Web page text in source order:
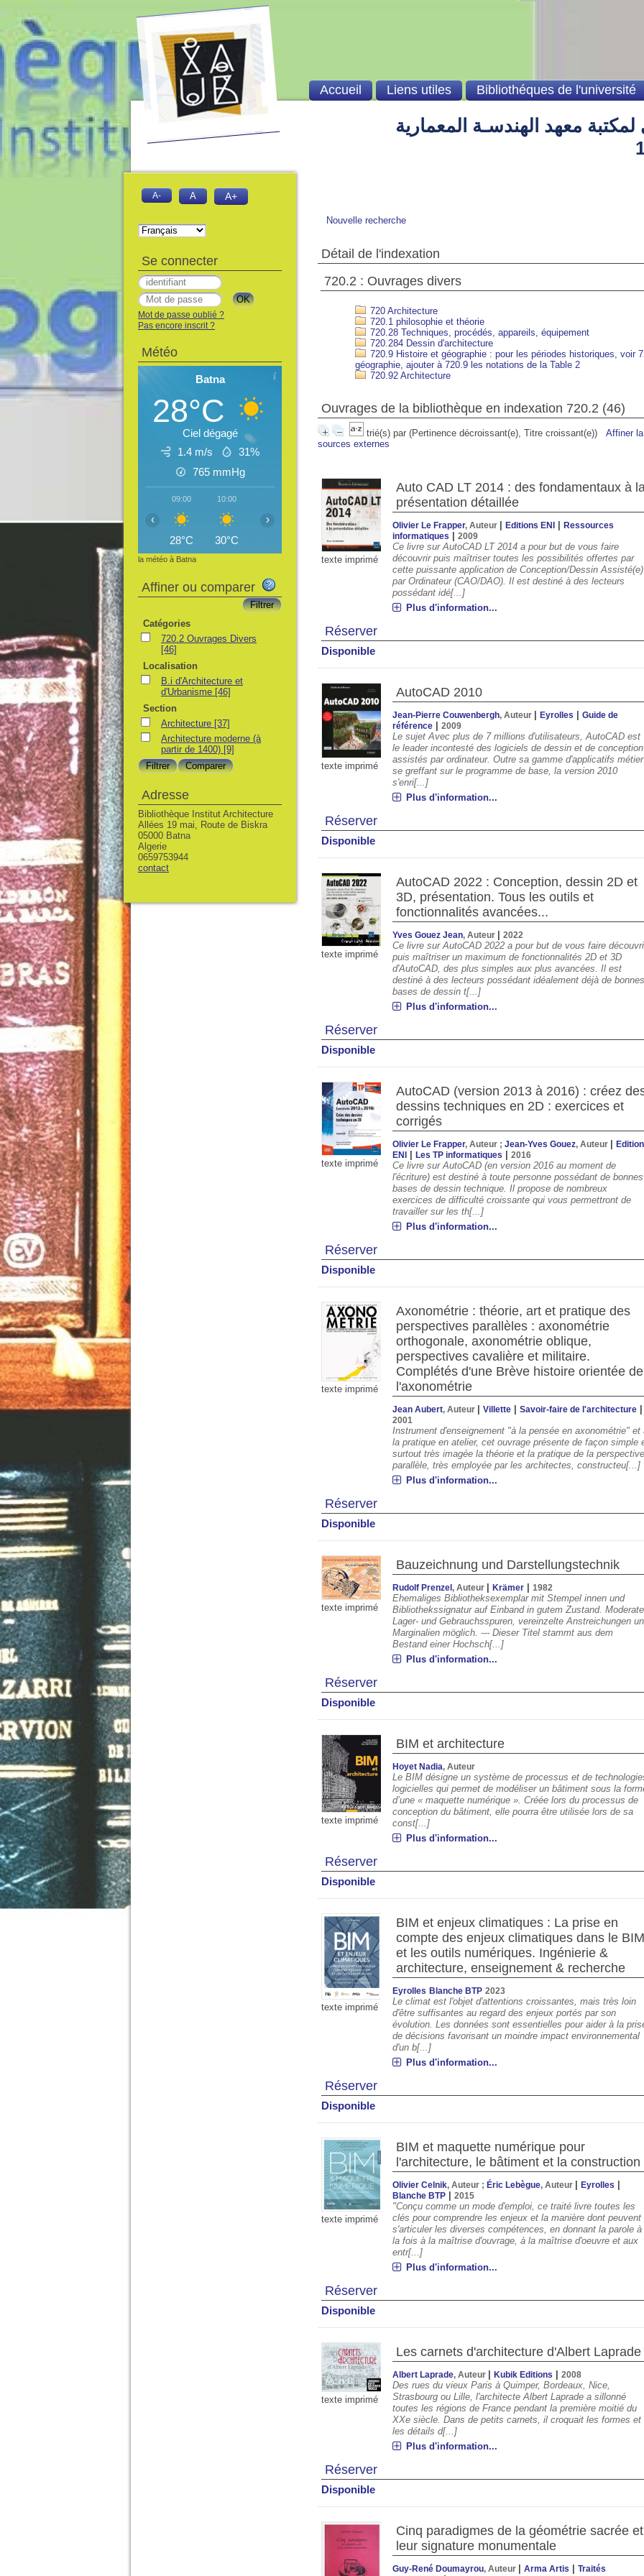
معهد الهندسـة المعمارية
Nouvelle recherche
Détail de l'indexation
720.2 : Ouvrages divers
720 Architecture
720.1 philosophie et théorie
720.28 Techniques, procédés, appareils, équipement
720.284 Dessin d'architecture
720.9 Histoire et géographie : pour les périodes historiques, voir
géographie, ajouter à 720.9 les notations de la Table 2
720.92 Architecture
Ouvrages de la bibliothèque en indexation 720.2 (46)
trié(s) par (Pertinence décroissant(e), Titre croissant(e))
Affiner
sources externes
texte imprimé
Auto CAD LT 2014 : des fondamentaux à
présentation détaillée
Olivier Le Frapper, Auteur |Editions ENI |Ressources
informatiques
|2009
Ce livre sur AutoCAD LT 2014 a pour but de vous faire
découvrir puis maîtriser toutes les possibilités offertes par
cette puissante application de Conception/Dessin Assisté(e)
par Ordinateur (CAO/DAO). Il est destiné à des lecteurs
possédant idé[...]
Plus d'information...
Réserver
Disponible
texte imprimé
AutoCAD 2010
Jean-Pierre Couwenbergh, Auteur |Eyrolles |Guide de
référence |2009
Le sujet Avec plus de 7 millions d'utilisateurs, AutoCAD est
le leader incontesté des logiciels de dessin et de conception
assistés par ordinateur. Outre sa gamme d'applicatifs métier
se greffant sur le programme de base, la version 2010
s'enri[...]
Plus d'information...
Réserver
Disponible
texte imprimé
AutoCAD 2022 : Conception, dessin 2D et
3D, présentation. Tous les outils et
fonctionnalités avancées...
Yves Gouez Jean, Auteur |2022
Ce livre sur AutoCAD 2022 a pour but de vous faire
puis maîtriser un maximum de fonctionnalités 2D et 3D
d'AutoCAD, des plus simples aux plus avancées. Il est
destiné à des lecteurs possédant idéalement déjà de
bases de dessin t[...]
Plus d'information...
Réserver
Disponible
texte imprimé
AutoCAD (version 2013 à 2016) : créez
dessins techniques en 2D : exercices et
corrigés
Olivier Le Frapper, Auteur ;Jean-Yves Gouez, Auteur |
ENI |Les TP informatiques |2016
Ce livre sur AutoCAD (en version 2016 au moment de
l'écriture) est destiné à toute personne possédant de bonnes
bases de dessin technique. Il propose de nombreux
exercices de difficulté croissante qui vous permettront de
travailler sur les th[...]
Plus d'information...
Réserver
Disponible
texte imprimé
Axonométrie : théorie, art et pratique des
perspectives parallèles : axonométrie
orthogonale, axonométrie oblique,
perspectives cavalière et militaire.
Complétés d'une Brève histoire orientée de
l'axonométrie
Jean Aubert, Auteur |Villette |Savoir-faire de l'architecture
2001
Instrument d'enseignement "à la pensée en axonométrie" et
la pratique en atelier, cet ouvrage présente de façon simple
surtout très imagée la théorie et la pratique de la
parallèle, très employée par les architectes, constructeu[...]
Plus d'information...
Réserver
Disponible
texte imprimé
Bauzeichnung und Darstellungstechnik
Rudolf Prenzel, Auteur |Krämer |1982
Ehemaliges Bibliotheksexemplar mit Stempel innen und
Bibliothekssignatur auf Einband in gutem Zustand. Moderate
Lager- und Gebrauchsspuren, vereinzelte Anstreichungen
Marginalien möglich. --- Dieser Titel stammt aus dem
Bestand einer Hochsch[...]
Plus d'information...
Réserver
Disponible
texte imprimé
BIM et architecture
Hoyet Nadia, Auteur
Le BIM désigne un système de processus et de
logicielles qui permet de modéliser un bâtiment sous la
d’une « maquette numérique ». Créée lors du processus de
conception du bâtiment, elle pourra être utilisée lors de sa
const[...]
Plus d'information...
Réserver
Disponible
texte imprimé
BIM et enjeux climatiques : La prise en
compte des enjeux climatiques dans le
et les outils numériques. Ingénierie &
architecture, enseignement & recherche
Eyrolles Blanche BTP 2023
Le climat est l'objet d'attentions croissantes, mais très loin
d'être suffisantes au regard des enjeux portés par son
évolution. Les données sont essentielles pour aider à la
de décisions favorisant un moindre impact environnemental
d'un b[...]
Plus d'information...
Réserver
Disponible
texte imprimé
BIM et maquette numérique pour
l'architecture, le bâtiment et la construction
Olivier Celnik, Auteur ;Éric Lebègue, Auteur |Eyrolles
Blanche BTP |2015
"Conçu comme un mode d'emploi, ce traité livre toutes les
clés pour comprendre les enjeux et la manière dont peuvent
s'articuler les diverses compétences, en donnant la parole à
la fois à la maîtrise d'ouvrage, à la maîtrise d'oeuvre et aux
entr[...]
Plus d'information...
Réserver
Disponible
texte imprimé
Les carnets d'architecture d'Albert Laprade
Albert Laprade, Auteur |Kubik Editions |2008
Des rues du vieux Paris à Quimper, Bordeaux, Nice,
Strasbourg ou Lille, l'architecte Albert Laprade a sillonné
toutes les régions de France pendant la première moitié du
XXe siècle. Dans de petits carnets, il croquait les formes et
les détails d[...]
Plus d'information...
Réserver
Disponible
Cinq paradigmes de la géométrie sacrée et
leur signature monumentale
Guy-René Doumayrou, Auteur |Arma Artis |Traités
Accueil Liens utiles Bibliothéques de l'université
A- A A+
Se connecter
Mot de passe oublié ?
Pas encore inscrit ?
Météo
Batna
28°C
Ciel dégagé
1.4 m/s
31%
765 mmHg
09:00
28°C
10:00
30°C 32°C
13:00
33°C
14:00
34°C
15:00
34°C
16:00
34°C 34°C
‹ ›
la météo à Batna
Affiner ou comparer
Catégories
720.2 Ouvrages Divers
[46]
Localisation
B.i d'Architecture et
d'Urbanisme [46]
Section
Architecture [37]
Architecture moderne (à
partir de 1400) [9]
Adresse
Bibliothèque Institut Architecture
Allées 19 mai, Route de Biskra
05000 Batna
Algerie
0659753944
contact